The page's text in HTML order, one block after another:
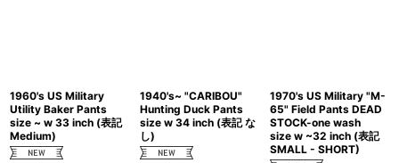
1960's US Military
Utility Baker Pants
size ~ w 33 inch (表記
Medium)
1940's~ "CARIBOU"
Hunting Duck Pants
size w 34 inch (表記 な
し)
1970's US Military "M-
65" Field Pants DEAD
STOCK-one wash
size w ~32 inch (表記
SMALL - SHORT)